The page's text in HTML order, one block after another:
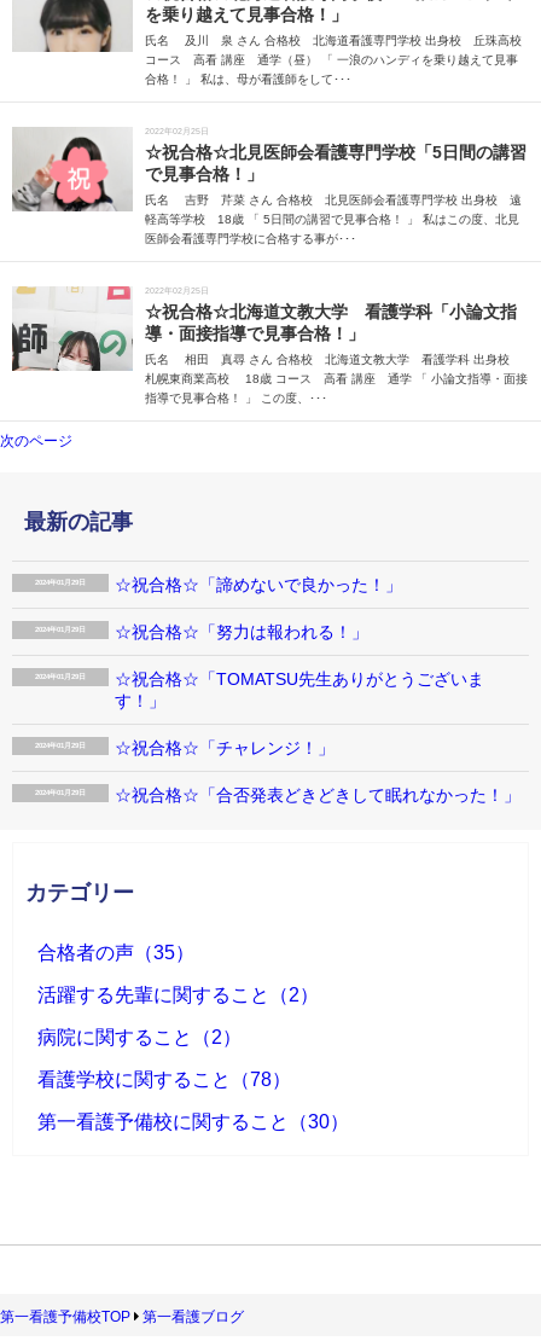
を乗り越えて見事合格！」
氏名 及川 泉 さん 合格校 北海道看護専門学校 出身校 丘珠高校
コース 高看 講座 通学（昼） 「 一浪のハンディを乗り越えて見事
合格！ 」 私は、母が看護師をして･･･
2022年02月25日
☆祝合格☆北見医師会看護専門学校「5日間の講習
で見事合格！」
氏名 吉野 芹菜 さん 合格校 北見医師会看護専門学校 出身校 遠
軽高等学校 18歳 「 5日間の講習で見事合格！ 」 私はこの度、北見
医師会看護専門学校に合格する事が･･･
2022年02月25日
☆祝合格☆北海道文教大学 看護学科「小論文指
導・面接指導で見事合格！」
氏名 相田 真尋 さん 合格校 北海道文教大学 看護学科 出身校
札幌東商業高校 18歳 コース 高看 講座 通学 「 小論文指導・面接
指導で見事合格！ 」 この度、･･･
次のページ
最新の記事
2024年01月29日 ☆祝合格☆「諦めないで良かった！」
2024年01月29日 ☆祝合格☆「努力は報われる！」
2024年01月29日
☆祝合格☆「TOMATSU先生ありがとうございま
す！」
2024年01月29日 ☆祝合格☆「チャレンジ！」
2024年01月29日 ☆祝合格☆「合否発表どきどきして眠れなかった！」
カテゴリー
合格者の声（35）
活躍する先輩に関すること（2）
病院に関すること（2）
看護学校に関すること（78）
第一看護予備校に関すること（30）
第一看護予備校TOP 第一看護ブログ